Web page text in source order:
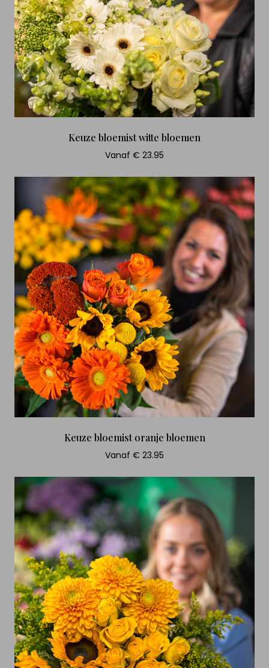
Keuze bloemist witte bloemen
Vanaf € 23.95
Keuze bloemist oranje bloemen
Vanaf € 23.95